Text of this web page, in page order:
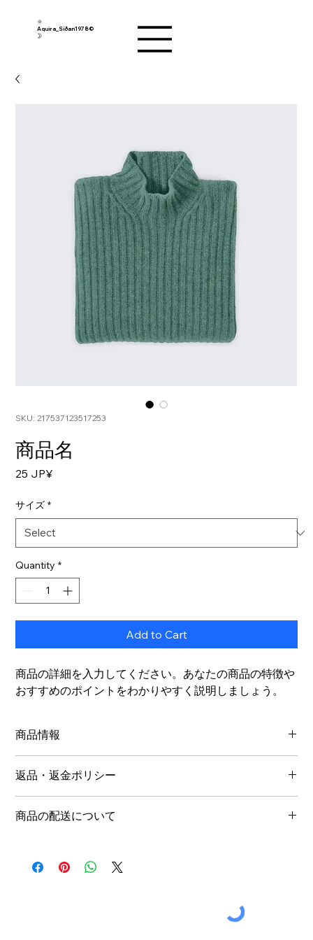
🌞
Aquira_Síðan1978©︎
🌛
SKU: 217537123517253
商品名
25 JP¥Price
サイズ *
Quantity *
Add to Cart
商品の詳細を入力してください。あなたの商品の特徴や
おすすめのポイントをわかりやすく説明しましょう。
商品情報
え、商品の特徴やおすすめのポイントなどを説明しましょう。
返品・返金ポリシー
なかった場合や、不備があった場合に行う手続きの手順などを
商品の配送について
報を入力してください。配送情報を明確にすることで顧客から
の信頼を獲得し、安心して商品を購入していただけます。